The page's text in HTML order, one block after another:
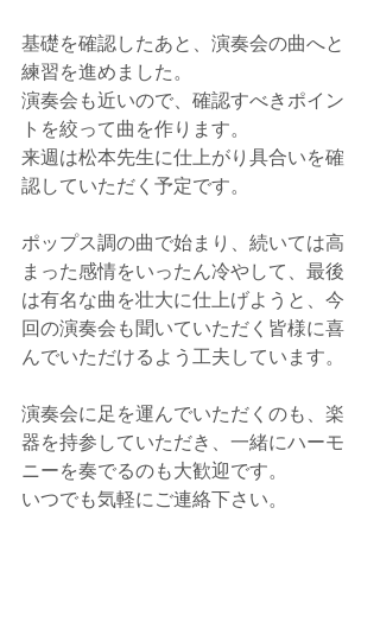
基礎を確認したあと、演奏会の曲へと
練習を進めました。
演奏会も近いので、確認すべきポイン
トを絞って曲を作ります。
来週は松本先生に仕上がり具合いを確
認していただく予定です。
ポップス調の曲で始まり、続いては高
まった感情をいったん冷やして、最後
は有名な曲を壮大に仕上げようと、今
回の演奏会も聞いていただく皆様に喜
んでいただけるよう工夫しています。
演奏会に足を運んでいただくのも、楽
器を持参していただき、一緒にハーモ
ニーを奏でるのも大歓迎です。
いつでも気軽にご連絡下さい。